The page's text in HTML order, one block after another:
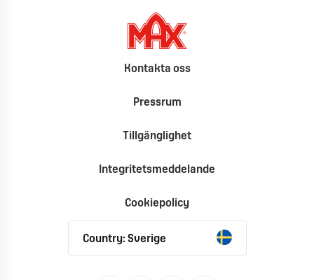
Kontakta oss
Pressrum
Tillgänglighet
Integritetsmeddelande
Cookiepolicy
Country: Sverige